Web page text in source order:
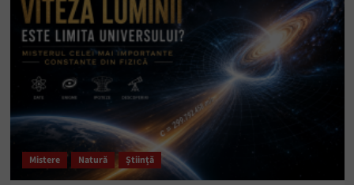
Mistere Natură Știință